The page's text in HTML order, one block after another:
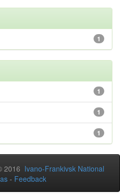
1
1
1
1
2016 Ivano-Frankivsk National
- Feedback